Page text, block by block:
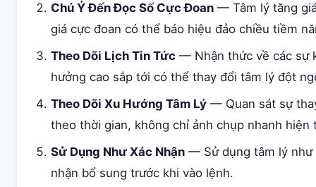
Chú Ý Đến Đọc Số Cực Đoan — Tâm lý tăng
giá cực đoan có thể báo hiệu đảo chiều tiềm
Theo Dõi Lịch Tin Tức — Nhận thức về các sự
hưởng cao sắp tới có thể thay đổi tâm lý đột
Theo Dõi Xu Hướng Tâm Lý — Quan sát sự
theo thời gian, không chỉ ảnh chụp nhanh hiện
Sử Dụng Như Xác Nhận — Sử dụng tâm lý như
nhận bổ sung trước khi vào lệnh.